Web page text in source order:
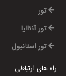
تور
تور آنتالیا
تور استانبول
راه های ارتباطی